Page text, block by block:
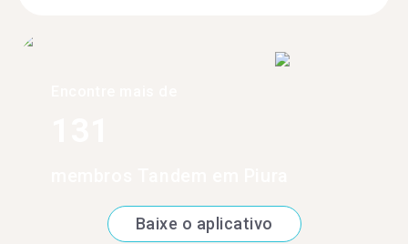
Baixe o aplicativo